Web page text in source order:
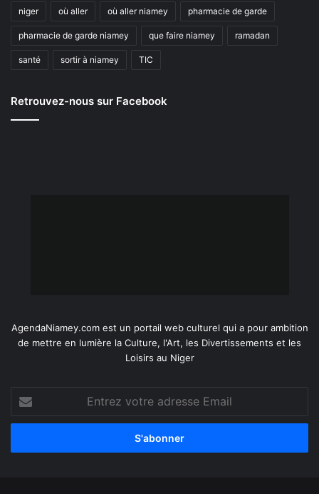
niger où aller où aller niamey pharmacie de garde
pharmacie de garde niamey que faire niamey ramadan
santé sortir à niamey TIC
Retrouvez-nous sur Facebook
AgendaNiamey.com est un portail web culturel qui a pour ambition
de mettre en lumière la Culture, l'Art, les Divertissements et les
Loisirs au Niger
votre
adresse